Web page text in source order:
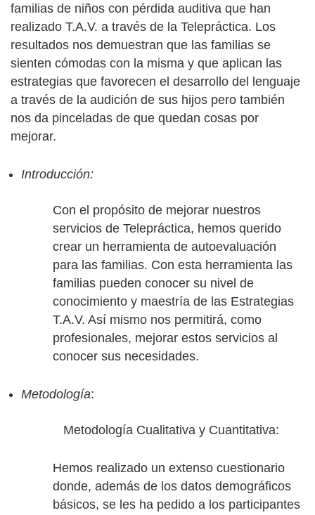
familias de niños con pérdida auditiva que han
realizado T.A.V. a través de la Telepráctica. Los
resultados nos demuestran que las familias se
sienten cómodas con la misma y que aplican las
estrategias que favorecen el desarrollo del lenguaje
a través de la audición de sus hijos pero también
nos da pinceladas de que quedan cosas por
mejorar.
Introducción:
Con el propósito de mejorar nuestros
servicios de Telepráctica, hemos querido
crear un herramienta de autoevaluación
para las familias. Con esta herramienta las
familias pueden conocer su nivel de
conocimiento y maestría de las Estrategias
T.A.V. Así mismo nos permitirá, como
profesionales, mejorar estos servicios al
conocer sus necesidades.
Metodología:
Metodología Cualitativa y Cuantitativa:
Hemos realizado un extenso cuestionario
donde, además de los datos demográficos
básicos, se les ha pedido a los participantes